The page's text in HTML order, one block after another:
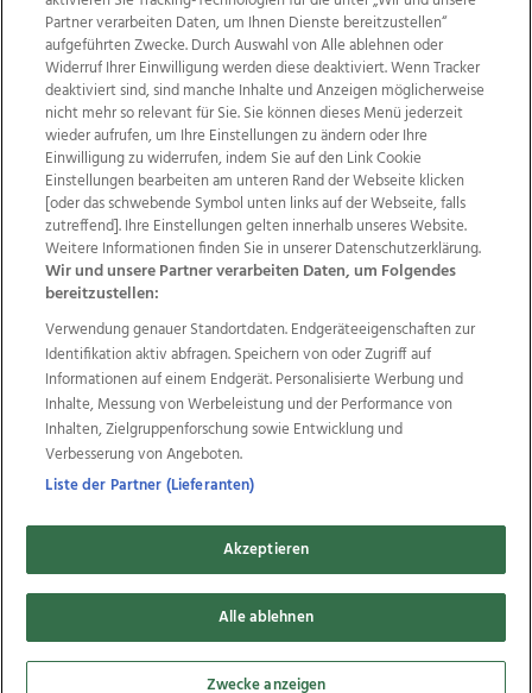
Wir über uns Mediadaten Kontakt
Jobs
Datenschutz
Impressum
AGB Anzeigekunden
AGB Website
Ehrenkodex Politische Werbung
Weitere Angebote des Medienhauses Wimmer
TV1 di-mog-i.at OÖNow
Ischler Woche
Life Radio
OÖNachrichten
OÖN Immobilien
OÖN Karriere
OÖN Reise
Promenaden Galerien
Regionaljobs
wasistlos.at
Copyrights © 2026 Tips Zeitungs GmbH & Co KG
developed by11x11.net
Cookie Einstellungen bearbeiten
Partner verarbeiten Daten, um Ihnen Dienste bereitzustellen“
aufgeführten Zwecke. Durch Auswahl von Alle ablehnen oder
Widerruf Ihrer Einwilligung werden diese deaktiviert. Wenn Tracker
deaktiviert sind, sind manche Inhalte und Anzeigen möglicherweise
nicht mehr so relevant für Sie. Sie können dieses Menü jederzeit
wieder aufrufen, um Ihre Einstellungen zu ändern oder Ihre
Einwilligung zu widerrufen, indem Sie auf den Link Cookie
Einstellungen bearbeiten am unteren Rand der Webseite klicken
[oder das schwebende Symbol unten links auf der Webseite, falls
zutreffend]. Ihre Einstellungen gelten innerhalb unseres Website.
Weitere Informationen finden Sie in unserer Datenschutzerklärung.
Wir und unsere Partner verarbeiten Daten, um Folgendes
bereitzustellen:
Verwendung genauer Standortdaten. Endgeräteeigenschaften zur
Identifikation aktiv abfragen. Speichern von oder Zugriff auf
Informationen auf einem Endgerät. Personalisierte Werbung und
Inhalte, Messung von Werbeleistung und der Performance von
Inhalten, Zielgruppenforschung sowie Entwicklung und
Verbesserung von Angeboten.
Liste der Partner (Lieferanten)
Akzeptieren
Alle ablehnen
Zwecke anzeigen